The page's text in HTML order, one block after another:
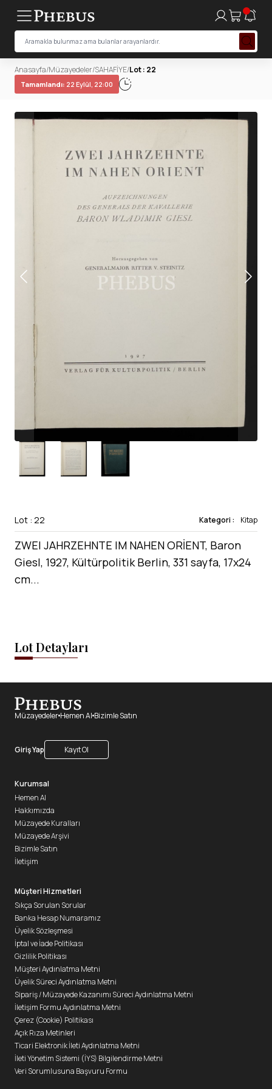
Anasayfa/Müzayedeler/SAHAFİYE/Lot : 22
Tamamlandı: 22 Eylül, 22:00
Lot : 22 Kategori : Kitap
ZWEI JAHRZEHNTE IM NAHEN ORİENT, Baron
Giesl, 1927, Kültürpolitik Berlin, 331 sayfa, 17x24
cm...
Lot Detayları
Müzayedeler Hemen Al Bizimle Satın
Giriş Yap Kayıt Ol
Kurumsal
Hemen Al
Hakkımızda
Müzayede Kuralları
Müzayede Arşivi
Bizimle Satın
İletişim
Müşteri Hizmetleri
Sıkça Sorulan Sorular
Banka Hesap Numaramız
Üyelik Sözleşmesi
İptal ve İade Politikası
Gizlilik Politikası
Müşteri Aydınlatma Metni
Üyelik Süreci Aydınlatma Metni
Sipariş / Müzayede Kazanımı Süreci Aydınlatma Metni
İletişim Formu Aydınlatma Metni
Çerez (Cookie) Politikası
Açık Rıza Metinleri
Ticari Elektronik İleti Aydınlatma Metni
İleti Yönetim Sistemi (İYS) Bilgilendirme Metni
Veri Sorumlusuna Başvuru Formu